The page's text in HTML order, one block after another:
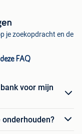
je zoekopdracht en de
FAQ
voor mijn